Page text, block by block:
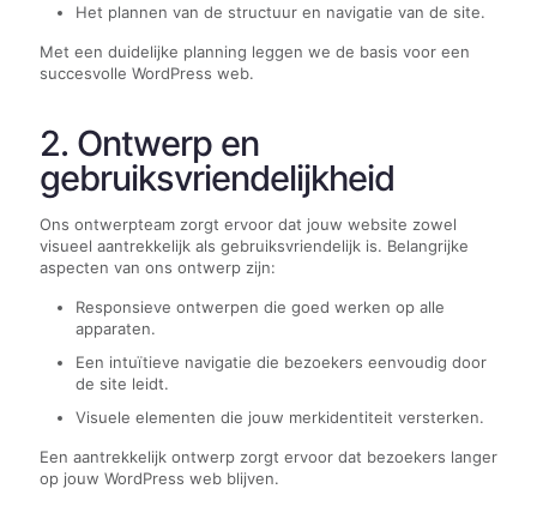
Het plannen van de structuur en navigatie van de site.
Met een duidelijke planning leggen we de basis voor een
succesvolle WordPress web.
2. Ontwerp en
gebruiksvriendelijkheid
Ons ontwerpteam zorgt ervoor dat jouw website zowel
visueel aantrekkelijk als gebruiksvriendelijk is. Belangrijke
aspecten van ons ontwerp zijn:
Responsieve ontwerpen die goed werken op alle
apparaten.
Een intuïtieve navigatie die bezoekers eenvoudig door
de site leidt.
Visuele elementen die jouw merkidentiteit versterken.
Een aantrekkelijk ontwerp zorgt ervoor dat bezoekers langer
op jouw WordPress web blijven.